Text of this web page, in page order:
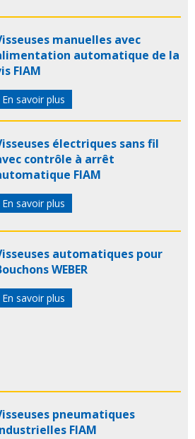
manuelles avec
automatique de la
FIAM
En savoir plus
électriques sans fil
contrôle à arrêt
FIAM
En savoir plus
automatiques pour
WEBER
En savoir plus
pneumatiques
FIAM